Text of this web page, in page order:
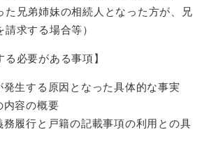
た兄弟姉妹の相続人となった方が、兄
求する場合等）
る必要がある事項】
生する原因となった具体的な事実
容の概要
履行と戸籍の記載事項の利用との具